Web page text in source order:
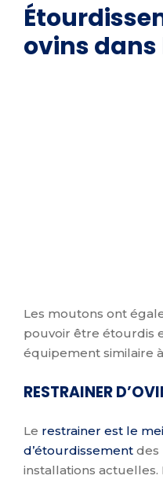
ovins
Les moutons ont
pouvoir être étourdis
équipement similaire
RESTRAINER
Le restrainer est le
d’étourdissement des
installations actuelles.